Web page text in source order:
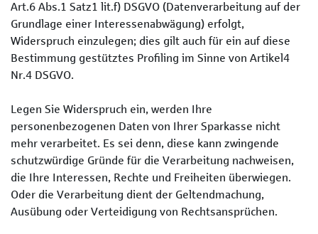
Art.6 Abs.1 Satz1 lit.f) DSGVO (Datenverarbeitung auf der
Grundlage einer Interessenabwägung) erfolgt,
Widerspruch einzulegen; dies gilt auch für ein auf diese
Bestimmung gestütztes Profiling im Sinne von Artikel4
Nr.4 DSGVO.
Legen Sie Widerspruch ein, werden Ihre
personenbezogenen Daten von Ihrer Sparkasse nicht
mehr verarbeitet. Es sei denn, diese kann zwingende
schutzwürdige Gründe für die Verarbeitung nachweisen,
die Ihre Interessen, Rechte und Freiheiten überwiegen.
Oder die Verarbeitung dient der Geltendmachung,
Ausübung oder Verteidigung von Rechtsansprüchen.